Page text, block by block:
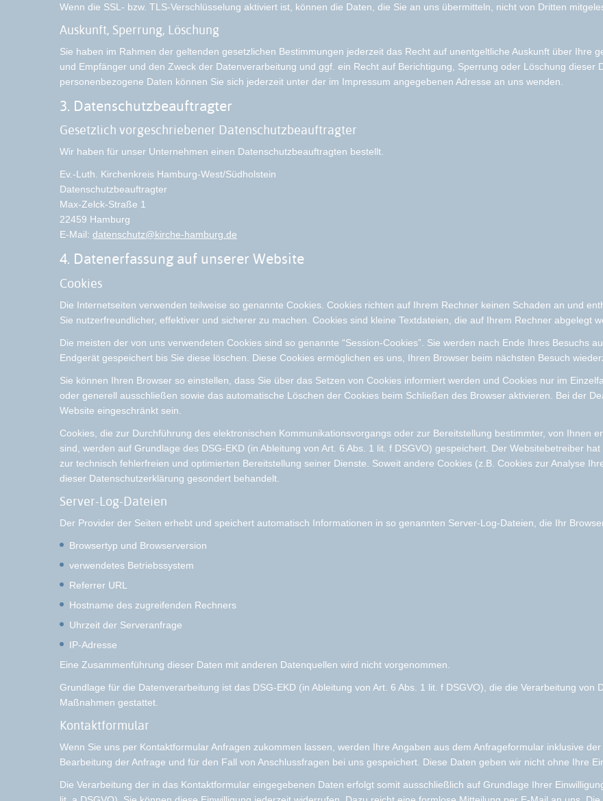
Wenn die SSL- bzw. TLS-Verschlüsselung aktiviert ist, können die Daten, die Sie an uns übermitteln, nicht von Dritten
Auskunft, Sperrung, Löschung
Sie haben im Rahmen der geltenden gesetzlichen Bestimmungen jederzeit das Recht auf unentgeltliche Auskunft über Ihre
und Empfänger und den Zweck der Datenverarbeitung und ggf. ein Recht auf Berichtigung, Sperrung oder Löschung dieser
personenbezogene Daten können Sie sich jederzeit unter der im Impressum angegebenen Adresse an uns wenden.
3. Datenschutzbeauftragter
Gesetzlich vorgeschriebener Datenschutzbeauftragter
Wir haben für unser Unternehmen einen Datenschutzbeauftragten bestellt.
Ev.-Luth. Kirchenkreis Hamburg-West/Südholstein
Datenschutzbeauftragter
Max-Zelck-Straße 1
22459 Hamburg
E-Mail: datenschutz@kirche-hamburg.de
4. Datenerfassung auf unserer Website
Cookies
Die Internetseiten verwenden teilweise so genannte Cookies. Cookies richten auf Ihrem Rechner keinen Schaden an und
Sie nutzerfreundlicher, effektiver und sicherer zu machen. Cookies sind kleine Textdateien, die auf Ihrem Rechner abgelegt
Die meisten der von uns verwendeten Cookies sind so genannte “Session-Cookies”. Sie werden nach Ende Ihres Besuchs
Endgerät gespeichert bis Sie diese löschen. Diese Cookies ermöglichen es uns, Ihren Browser beim nächsten Besuch
Sie können Ihren Browser so einstellen, dass Sie über das Setzen von Cookies informiert werden und Cookies nur im
oder generell ausschließen sowie das automatische Löschen der Cookies beim Schließen des Browser aktivieren. Bei der
Website eingeschränkt sein.
Cookies, die zur Durchführung des elektronischen Kommunikationsvorgangs oder zur Bereitstellung bestimmter, von Ihnen
sind, werden auf Grundlage des DSG-EKD (in Ableitung von Art. 6 Abs. 1 lit. f DSGVO) gespeichert. Der Websitebetreiber
zur technisch fehlerfreien und optimierten Bereitstellung seiner Dienste. Soweit andere Cookies (z.B. Cookies zur Analyse
dieser Datenschutzerklärung gesondert behandelt.
Server-Log-Dateien
Der Provider der Seiten erhebt und speichert automatisch Informationen in so genannten Server-Log-Dateien, die Ihr
Browsertyp und Browserversion
verwendetes Betriebssystem
Referrer URL
Hostname des zugreifenden Rechners
Uhrzeit der Serveranfrage
IP-Adresse
Eine Zusammenführung dieser Daten mit anderen Datenquellen wird nicht vorgenommen.
Grundlage für die Datenverarbeitung ist das DSG-EKD (in Ableitung von Art. 6 Abs. 1 lit. f DSGVO), die die Verarbeitung
Maßnahmen gestattet.
Kontaktformular
Wenn Sie uns per Kontaktformular Anfragen zukommen lassen, werden Ihre Angaben aus dem Anfrageformular inklusive
Bearbeitung der Anfrage und für den Fall von Anschlussfragen bei uns gespeichert. Diese Daten geben wir nicht ohne Ihre
Die Verarbeitung der in das Kontaktformular eingegebenen Daten erfolgt somit ausschließlich auf Grundlage Ihrer